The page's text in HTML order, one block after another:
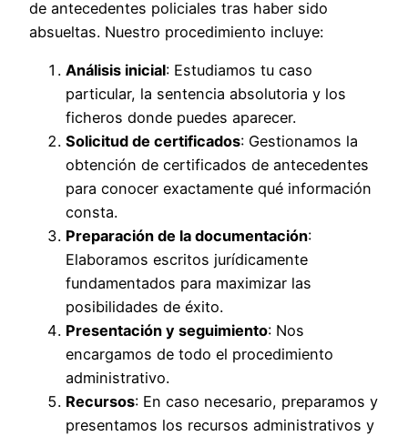
de antecedentes policiales tras haber sido
absueltas. Nuestro procedimiento incluye:
Análisis inicial: Estudiamos tu caso
particular, la sentencia absolutoria y los
ficheros donde puedes aparecer.
Solicitud de certificados: Gestionamos la
obtención de certificados de antecedentes
para conocer exactamente qué información
consta.
Preparación de la documentación:
Elaboramos escritos jurídicamente
fundamentados para maximizar las
posibilidades de éxito.
Presentación y seguimiento: Nos
encargamos de todo el procedimiento
administrativo.
Recursos: En caso necesario, preparamos y
presentamos los recursos administrativos y